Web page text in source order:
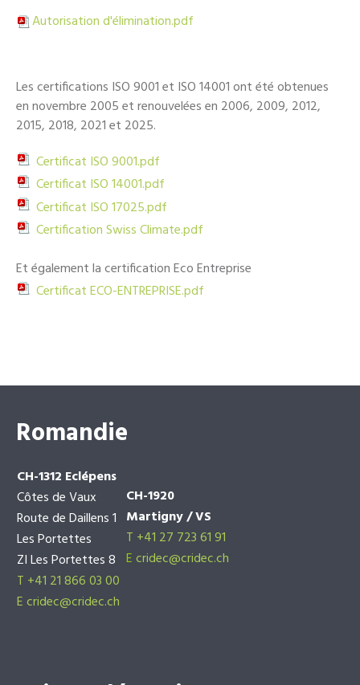
Autorisation d'élimination.pdf
Les certifications ISO 9001 et ISO 14001 ont été obtenues
en novembre 2005 et renouvelées en 2006, 2009, 2012,
2015, 2018, 2021 et 2025.
Certificat ISO 9001.pdf
Certificat ISO 14001.pdf
Certificat ISO 17025.pdf
Certification Swiss Climate.pdf
Et également la certification Eco Entreprise
Certificat ECO-ENTREPRISE.pdf
Romandie
CH-1312 Eclépens
Côtes de Vaux
Route de Daillens 1
Les Portettes
ZI Les Portettes 8
T +41 21 866 03 00
Ecridec@cridec.ch
CH-1920
Martigny / VS
T +41 27 723 61 91
Ecridec@cridec.ch